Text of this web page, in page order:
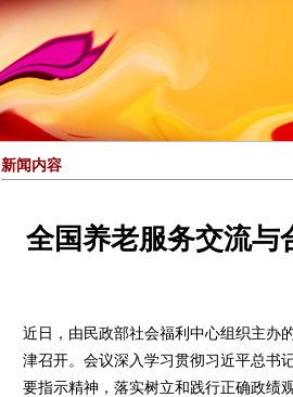
新闻内容
全国养老服务交流与
近日，由民政部社会福利中心组织主办
津召开。会议深入学习贯彻习近平总书
要指示精神，落实树立和践行正确政绩